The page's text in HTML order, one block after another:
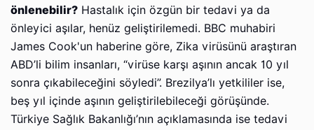
önlenebilir? Hastalık için özgün bir tedavi ya da
önleyici aşılar, henüz geliştirilemedi. BBC muhabiri
James Cook'un haberine göre, Zika virüsünü araştıran
ABD’li bilim insanları, “virüse karşı aşının ancak 10 yıl
sonra çıkabileceğini söyledi”. Brezilya’lı yetkililer ise,
beş yıl içinde aşının geliştirilebileceği görüşünde.
Türkiye Sağlık Bakanlığı’nın açıklamasında ise tedavi